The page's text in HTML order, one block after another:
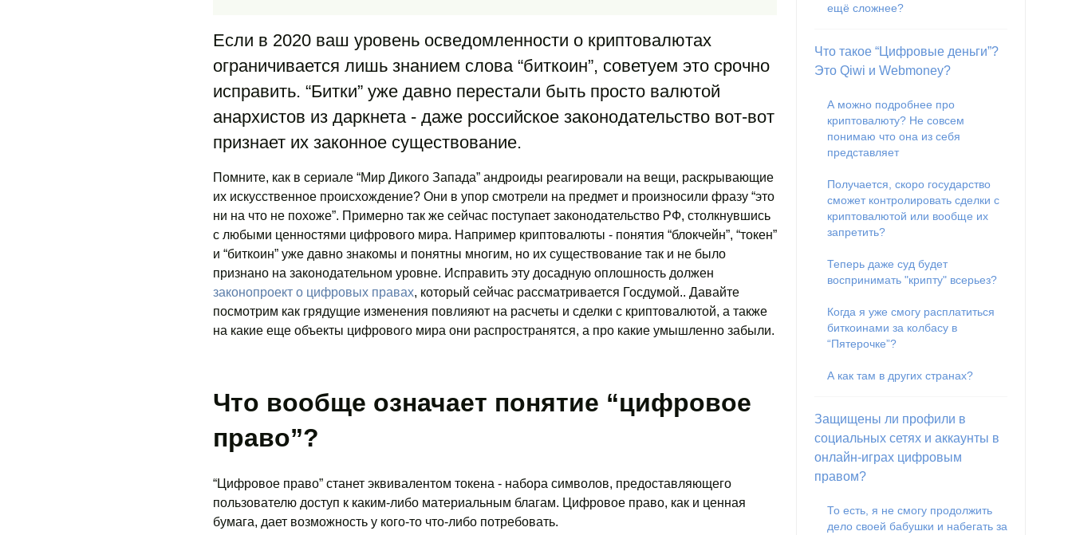
Если в 2020 ваш уровень осведомленности о криптовалютах
ограничивается лишь знанием слова “биткоин”, советуем это срочно
исправить. “Битки” уже давно перестали быть просто валютой
анархистов из даркнета - даже российское законодательство вот-вот
признает их законное существование.
Помните, как в сериале “Мир Дикого Запада” андроиды реагировали на вещи, раскрывающие
их искусственное происхождение? Они в упор смотрели на предмет и произносили фразу “это
ни на что не похоже”. Примерно так же сейчас поступает законодательство РФ, столкнувшись
с любыми ценностями цифрового мира. Например криптовалюты - понятия “блокчейн”, “токен”
и “биткоин” уже давно знакомы и понятны многим, но их существование так и не было
признано на законодательном уровне. Исправить эту досадную оплошность должен
законопроект о цифровых правах, который сейчас рассматривается Госдумой.. Давайте
посмотрим как грядущие изменения повлияют на расчеты и сделки с криптовалютой, а также
на какие еще объекты цифрового мира они распространятся, а про какие умышленно забыли.
Что вообще означает понятие “цифровое
право”?
“Цифровое право” станет эквивалентом токена - набора символов, предоставляющего
пользователю доступ к каким-либо материальным благам. Цифровое право, как и ценная
бумага, дает возможность у кого-то что-либо потребовать.
ещё сложнее?
Что такое “Цифровые деньги”?
Это Qiwi и Webmoney?
А можно подробнее про
криптовалюту? Не совсем
понимаю что она из себя
представляет
Получается, скоро государство
сможет контролировать сделки с
криптовалютой или вообще их
запретить?
Теперь даже суд будет
воспринимать "крипту" всерьез?
Когда я уже смогу расплатиться
биткоинами за колбасу в
“Пятерочке”?
А как там в других странах?
Защищены ли профили в
социальных сетях и аккаунты в
онлайн-играх цифровым
правом?
То есть, я не смогу продолжить
дело своей бабушки и набегать за